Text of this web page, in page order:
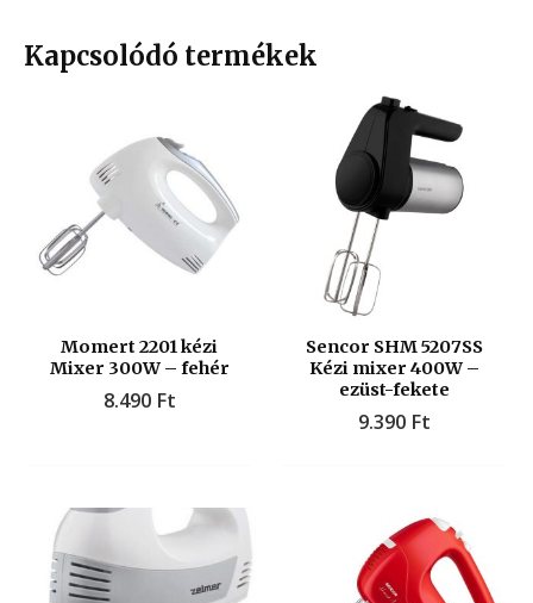
Kapcsolódó termékek
Momert 2201 kézi
Mixer 300W – fehér
8.490 Ft
Sencor SHM 5207SS
Kézi mixer 400W –
ezüst-fekete
9.390 Ft